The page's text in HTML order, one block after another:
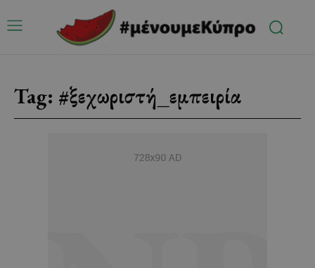
Tag: #ξεχωριστή_εμπειρία